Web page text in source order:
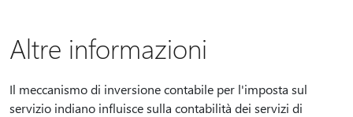
Altre informazioni
Il meccanismo di inversione contabile per l'imposta sul
servizio indiano influisce sulla contabilità dei servizi di